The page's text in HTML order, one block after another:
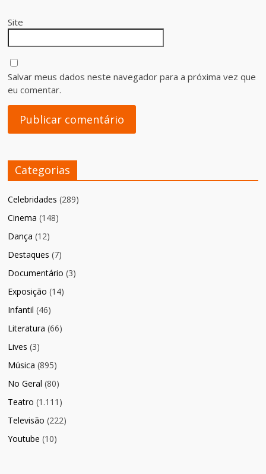
Site
Salvar meus dados neste navegador para a próxima vez que
eu comentar.
Categorias
Celebridades (289)
Cinema (148)
Dança (12)
Destaques (7)
Documentário (3)
Exposição (14)
Infantil (46)
Literatura (66)
Lives (3)
Música (895)
No Geral (80)
Teatro (1.111)
Televisão (222)
Youtube (10)